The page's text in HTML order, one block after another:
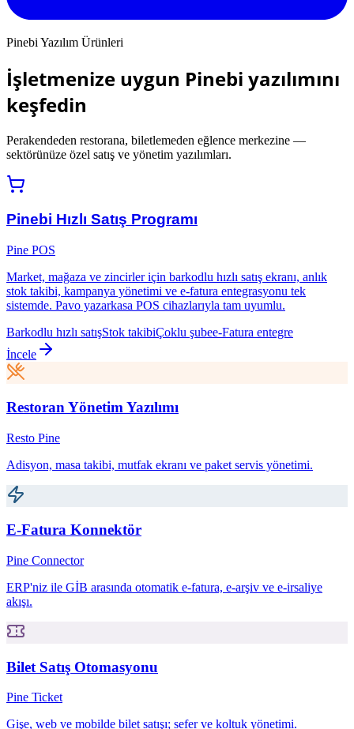
Pinebi Yazılım Ürünleri
İşletmenize uygun Pinebi yazılımını
keşfedin
Perakendeden restorana, biletlemeden eğlence merkezine —
sektörünüze özel satış ve yönetim yazılımları.
Pinebi Hızlı Satış Programı
Pine POS
Market, mağaza ve zincirler için barkodlu hızlı satış ekranı, anlık
stok takibi, kampanya yönetimi ve e-fatura entegrasyonu tek
sistemde. Pavo yazarkasa POS cihazlarıyla tam uyumlu.
Barkodlu hızlı satışStok takibiÇoklu şubee-Fatura entegre
İncele
Restoran Yönetim Yazılımı
Resto Pine
Adisyon, masa takibi, mutfak ekranı ve paket servis yönetimi.
E-Fatura Konnektör
Pine Connector
ERP'niz ile GİB arasında otomatik e-fatura, e-arşiv ve e-irsaliye
akışı.
Bilet Satış Otomasyonu
Pine Ticket
Gişe, web ve mobilde bilet satışı; sefer ve koltuk yönetimi.